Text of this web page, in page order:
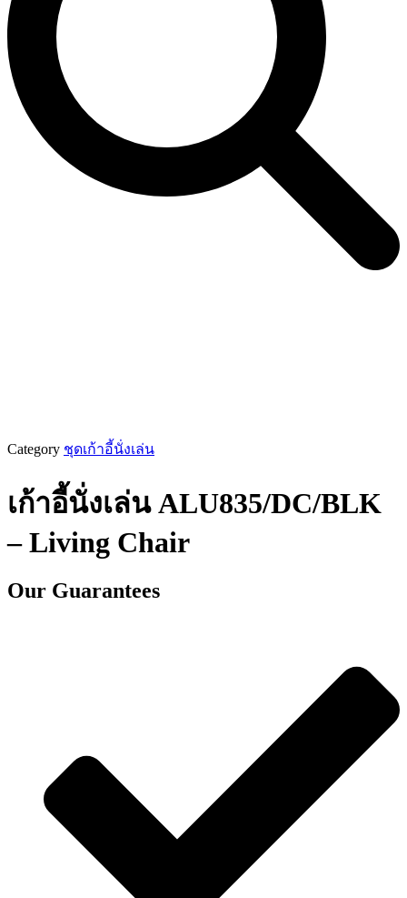
Category ชุดเก้าอี้นั่งเล่น
เก้าอี้นั่งเล่น ALU835/DC/BLK
– Living Chair
Our Guarantees